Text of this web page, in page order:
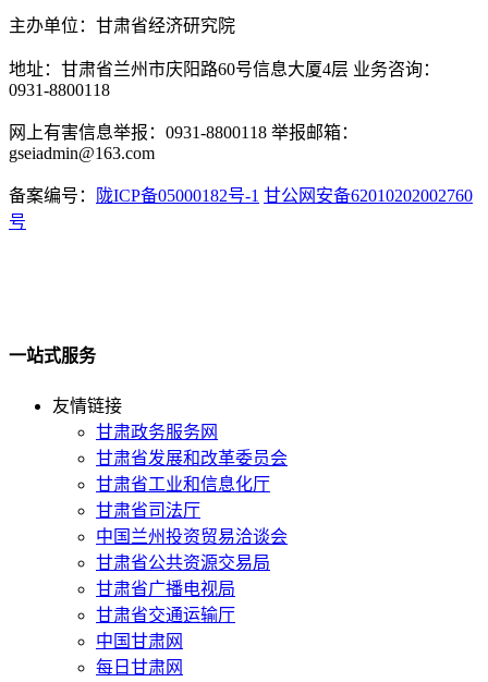
主办单位：甘肃省经济研究院
地址：甘肃省兰州市庆阳路60号信息大厦4层 业务咨询：
0931-8800118
网上有害信息举报：0931-8800118 举报邮箱：
gseiadmin@163.com
备案编号： 陇ICP备05000182号-1 甘公网安备62010202002760
号
一站式服务
友情链接
甘肃政务服务网
甘肃省发展和改革委员会
甘肃省工业和信息化厅
甘肃省司法厅
中国兰州投资贸易洽谈会
甘肃省公共资源交易局
甘肃省广播电视局
甘肃省交通运输厅
中国甘肃网
每日甘肃网